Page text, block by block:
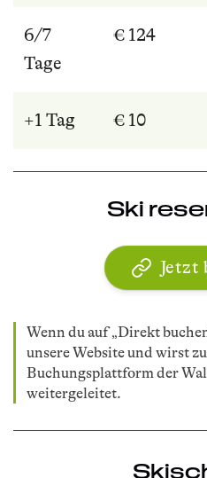
6/7
Tage
€ 124
+1 Tag € 10
Ski
Jetzt
Wenn du auf „Direkt
unsere Website und wirst
Buchungsplattform der
weitergeleitet.